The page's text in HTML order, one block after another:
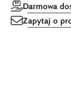
Darmowa
Zapytaj o